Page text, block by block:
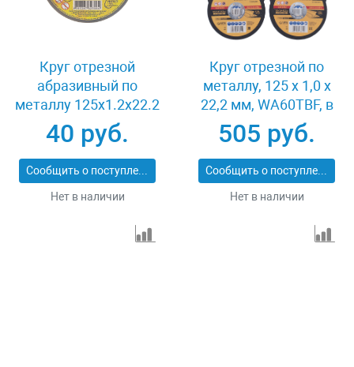
Круг отрезной
абразивный по
металлу 125x1.2x22.2
мм Луга 3612-125-1.2
40 руб.
Сообщить о поступлении
Нет в наличии
Круг отрезной по
металлу, 125 х 1,0 х
22,2 мм, WA60TBF, в
метал.банке, 10 шт.
Denzel 737610
505 руб.
Сообщить о поступлении
Нет в наличии